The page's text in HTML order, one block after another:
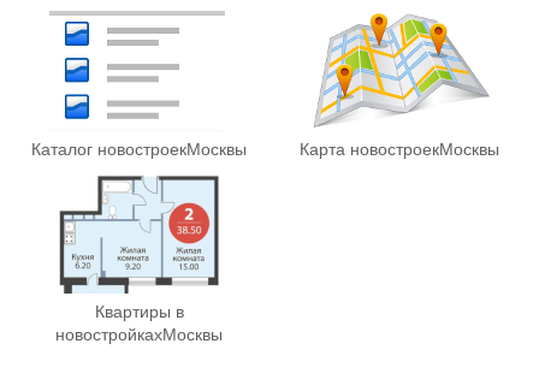
Каталог новостроекМосквы Карта новостроекМосквы
Квартиры в
новостройкахМосквы